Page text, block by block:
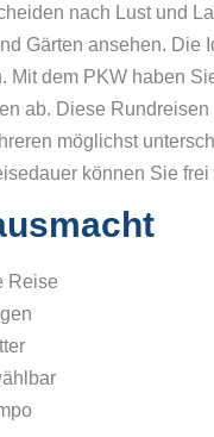
nach Lust und
Gärten ansehen. Die
Mit dem PKW haben
ab. Diese
möglichst
können Sie
Reise